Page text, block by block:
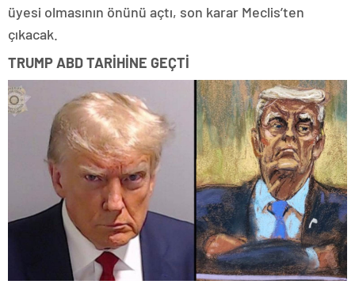
üyesi olmasının önünü açtı, son karar Meclis’ten
çıkacak.
TRUMP ABD TARİHİNE GEÇTİ